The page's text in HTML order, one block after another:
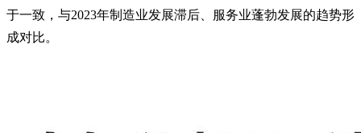
于一致，与2023年制造业发展滞后、服务业蓬勃发展的趋势形
成对比。